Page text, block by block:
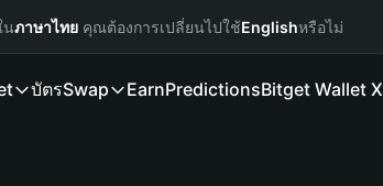
นภาษาไทย คุณต้องการเปลี่ยนไปใช้Englishหรือไม่
บัตรSwap EarnPredictionsBitget Wallet X